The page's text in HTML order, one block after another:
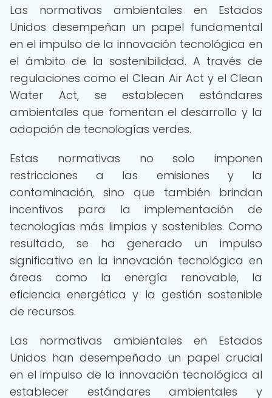
Las normativas ambientales en Estados
Unidos desempeñan un papel fundamental
en el impulso de la innovación tecnológica en
el ámbito de la sostenibilidad. A través de
regulaciones como el Clean Air Act y el Clean
Water Act, se establecen estándares
ambientales que fomentan el desarrollo y la
adopción de tecnologías verdes.
Estas normativas no solo imponen
restricciones a las emisiones y la
contaminación, sino que también brindan
incentivos para la implementación de
tecnologías más limpias y sostenibles. Como
resultado, se ha generado un impulso
significativo en la innovación tecnológica en
áreas como la energía renovable, la
eficiencia energética y la gestión sostenible
de recursos.
Las normativas ambientales en Estados
Unidos han desempeñado un papel crucial
en el impulso de la innovación tecnológica al
establecer estándares ambientales y